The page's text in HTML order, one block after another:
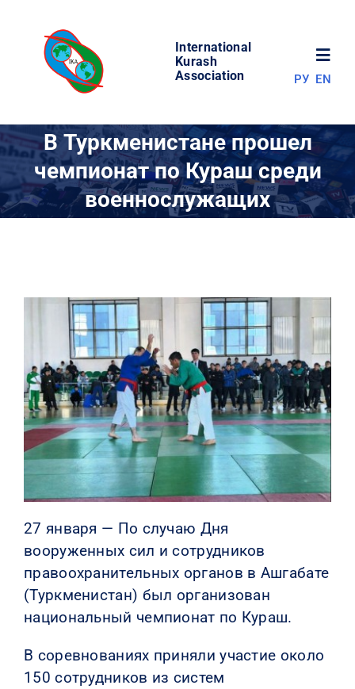
content
International
Kurash
Association
МИР КУРАША
РЕЗУЛЬТАТЫ
КОНТАКТЫ
РУ EN
В Туркменистане прошел
чемпионат по Кураш среди
военнослужащих
27 января — По случаю Дня
вооруженных сил и сотрудников
правоохранительных органов в Ашгабате
(Туркменистан) был организован
национальный чемпионат по Кураш.
В соревнованиях приняли участие около
150 сотрудников из систем